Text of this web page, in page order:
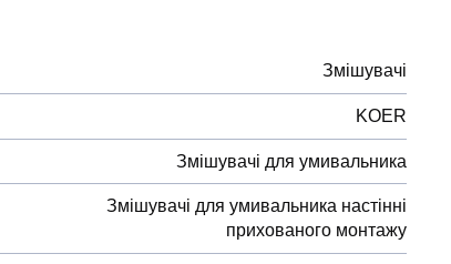
Змішувачі
KOER
Змішувачі для умивальника
Змішувачі для умивальника настінні
прихованого монтажу